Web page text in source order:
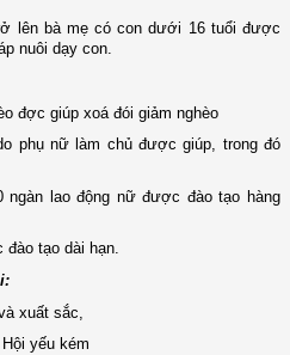
lên bà mẹ có con d­ưới 16 tuổi được
nuôi dạy con.
đ­ợc giúp xoá đói giảm nghèo
phụ nữ làm chủ đ­ược giúp, trong đó
ngàn lao động nữđ­ược đào tạo hàng
tạo dài hạn.
xuất sắc
yếu kém